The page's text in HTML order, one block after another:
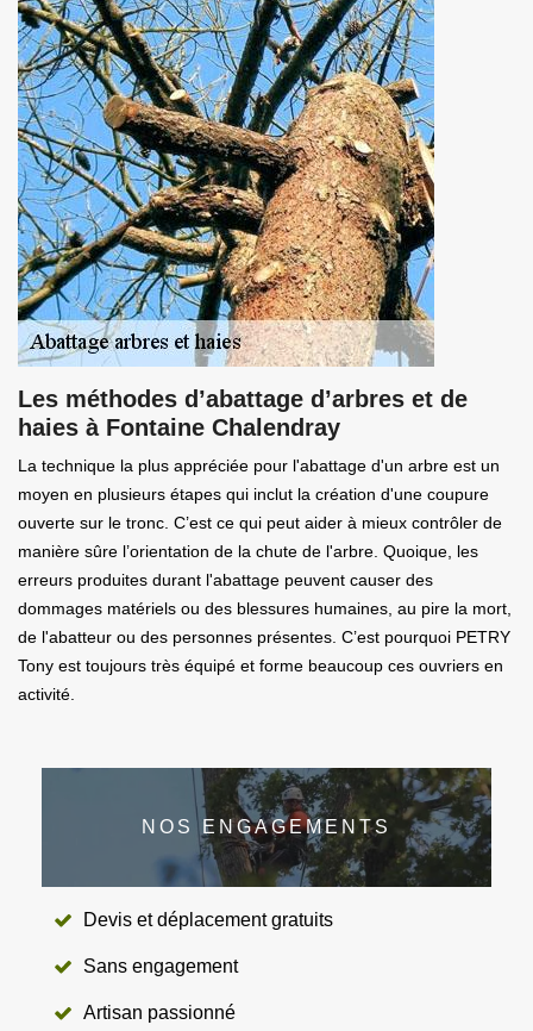
Les méthodes d’abattage d’arbres et de
haies à Fontaine Chalendray
La technique la plus appréciée pour l'abattage d'un arbre est un
moyen en plusieurs étapes qui inclut la création d'une coupure
ouverte sur le tronc. C’est ce qui peut aider à mieux contrôler de
manière sûre l’orientation de la chute de l'arbre. Quoique, les
erreurs produites durant l'abattage peuvent causer des
dommages matériels ou des blessures humaines, au pire la mort,
de l'abatteur ou des personnes présentes. C’est pourquoi PETRY
Tony est toujours très équipé et forme beaucoup ces ouvriers en
activité.
NOS ENGAGEMENTS
Devis et déplacement gratuits
Sans engagement
Artisan passionné